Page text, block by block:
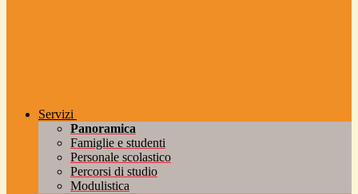
Servizi
Panoramica
Famiglie e studenti
Personale scolastico
Percorsi di studio
Modulistica